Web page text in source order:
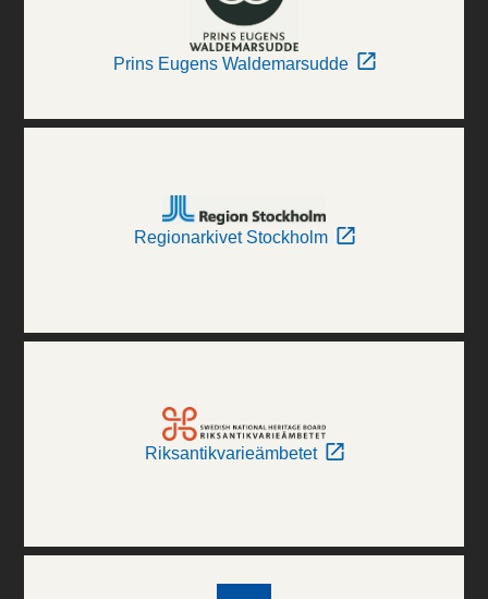
Prins Eugens Waldemarsudde
Regionarkivet Stockholm
Riksantikvarieämbetet